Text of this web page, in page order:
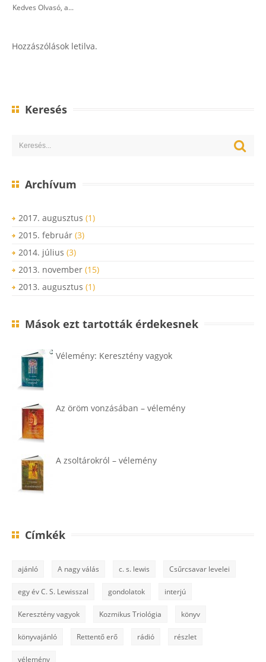
Kedves Olvasó, a...
Hozzászólások letilva.
Keresés
Archívum
2017. augusztus (1)
2015. február (3)
2014. július (3)
2013. november (15)
2013. augusztus (1)
Mások ezt tartották érdekesnek
Vélemény: Keresztény vagyok
Az öröm vonzásában – vélemény
A zsoltárokról – vélemény
Címkék
ajánló A nagy válás c. s. lewis Csűrcsavar levelei
egy év C. S. Lewisszal gondolatok interjú
Keresztény vagyok Kozmikus Triológia könyv
könyvajánló Rettentő erő rádió részlet
vélemény